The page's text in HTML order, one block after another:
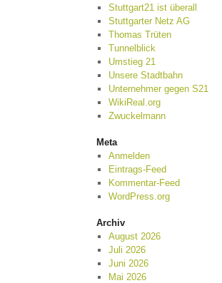
Stuttgart21 ist überall
Stuttgarter Netz AG
Thomas Trüten
Tunnelblick
Umstieg 21
Unsere Stadtbahn
Unternehmer gegen S21
WikiReal.org
Zwuckelmann
Meta
Anmelden
Eintrags-Feed
Kommentar-Feed
WordPress.org
Archiv
August 2026
Juli 2026
Juni 2026
Mai 2026